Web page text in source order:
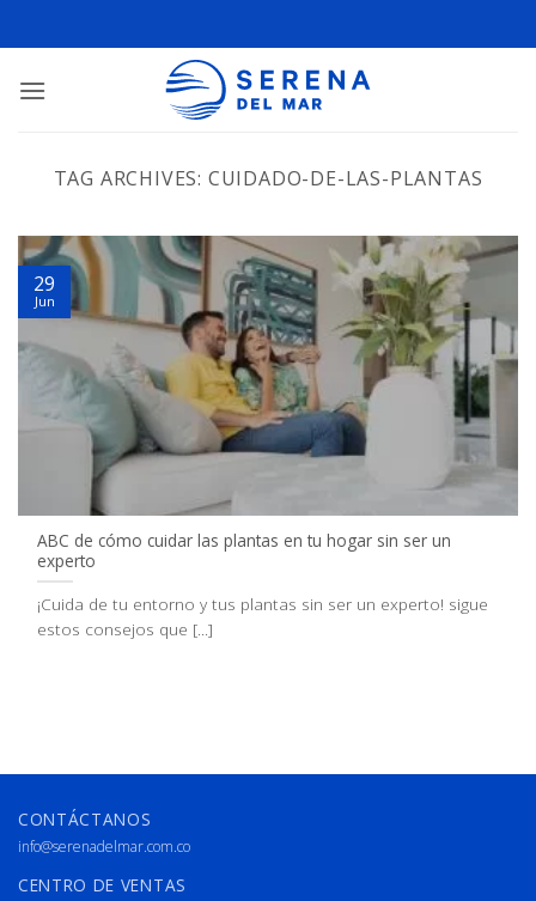
TAG ARCHIVES: CUIDADO-DE-LAS-PLANTAS
ABC de cómo cuidar las plantas en tu hogar sin ser un
experto
¡Cuida de tu entorno y tus plantas sin ser un experto! sigue
estos consejos que [...]
29
Jun
CONTÁCTANOS
info@serenadelmar.com.co
CENTRO DE VENTAS